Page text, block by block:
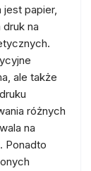
papier,
na
ale także
różnych
na
Ponadto